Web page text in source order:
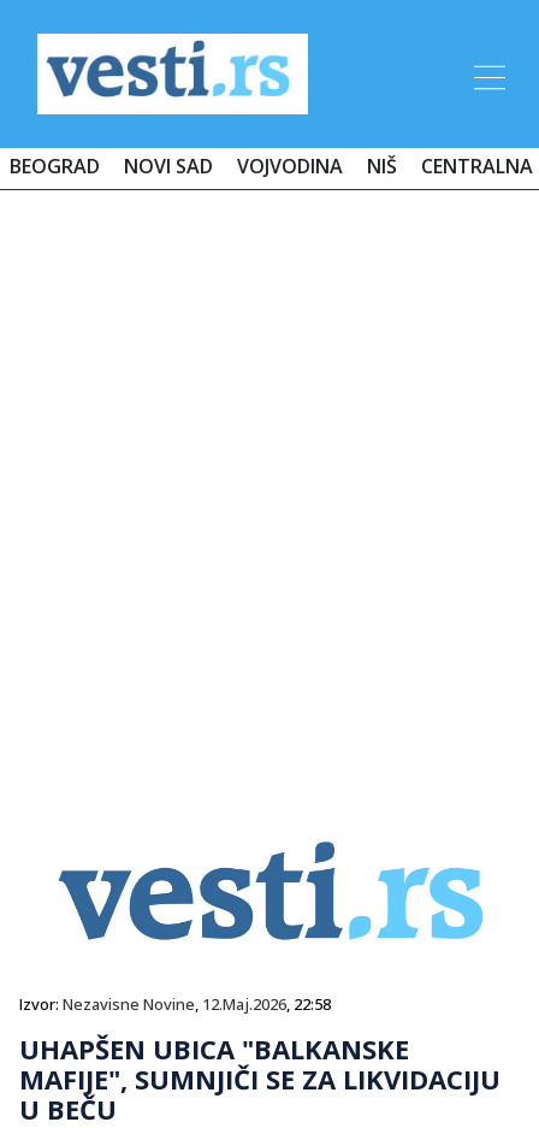
BEOGRAD NOVI SAD VOJVODINA NIŠ CENTRALNA
Izvor: Nezavisne Novine, 12.Maj.2026, 22:58
UHAPŠEN UBICA "BALKANSKE
MAFIJE", SUMNJIČI SE ZA LIKVIDACIJU
U BEČU